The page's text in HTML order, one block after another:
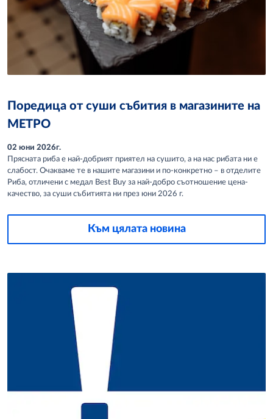
Поредица от суши събития в магазините на
МЕТРО
02 юни 2026г.
Прясната риба е най-добрият приятел на сушито, а на нас рибата ни е
слабост. Очакваме те в нашите магазини и по-конкретно – в отделите
Риба, отличени с медал Best Buy за най-добро съотношение цена-
качество, за суши събитията ни през юни 2026 г.
Към цялата новина